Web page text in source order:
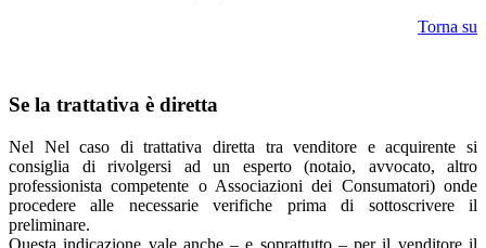
Torna su
Se la trattativa è diretta
Nel Nel caso di trattativa diretta tra venditore e acquirente si
consiglia di rivolgersi ad un esperto (notaio, avvocato, altro
professionista competente o Associazioni dei Consumatori) onde
procedere alle necessarie verifiche prima di sottoscrivere il
preliminare.
Questa indicazione vale anche – e soprattutto – per il venditore il